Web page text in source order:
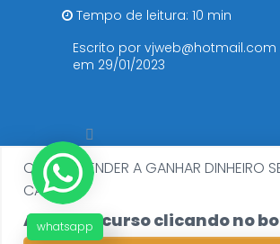
Tempo de leitura: 10 min
Escrito por vjweb@hotmail.com
em 29/01/2023
QUER APRENDER A GANHAR DINHEIRO
CASA?
Acesse o curso clicando no
whatsapp